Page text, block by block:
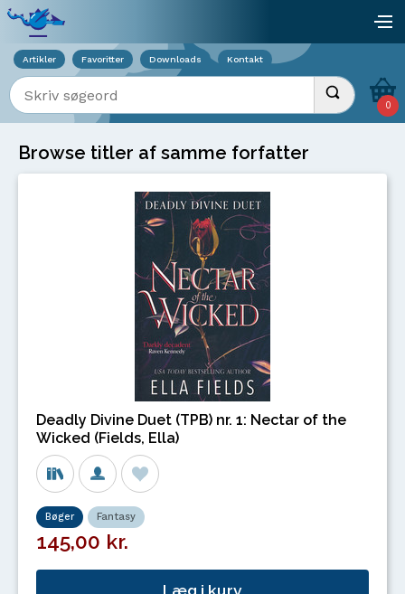
Artikler Favoritter Downloads Kontakt
Indtast søgeord Udfør søgning
0
Browse titler af samme forfatter
Deadly Divine Duet (TPB) nr. 1: Nectar of the
Wicked (Fields, Ella)
Bøger Fantasy
145,00 kr.
Viser overlay for indkøbskurv